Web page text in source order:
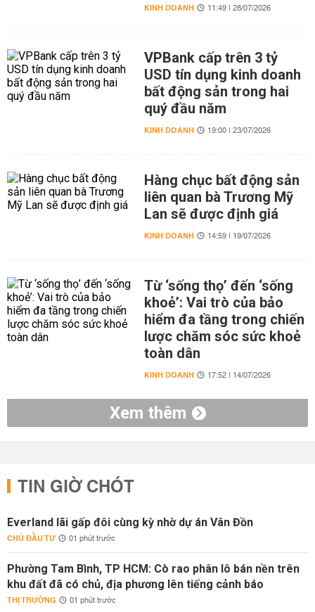
KINH DOANH 11:49 | 28/07/2026
VPBank cấp trên 3 tỷ
USD tín dụng kinh doanh
bất động sản trong hai
quý đầu năm
KINH DOANH 19:00 | 23/07/2026
Hàng chục bất động sản
liên quan bà Trương Mỹ
Lan sẽ được định giá
KINH DOANH 14:59 | 19/07/2026
Từ ‘sống thọ’ đến ‘sống
khoẻ’: Vai trò của bảo
hiểm đa tầng trong chiến
lược chăm sóc sức khoẻ
toàn dân
KINH DOANH 17:52 | 14/07/2026
Xem thêm
TIN GIỜ CHÓT
Everland lãi gấp đôi cùng kỳ nhờ dự án Vân Đồn
CHỦ ĐẦU TƯ 01 phút trước
Phường Tam Bình, TP HCM: Cò rao phân lô bán nền trên
khu đất đã có chủ, địa phương lên tiếng cảnh báo
THỊ TRƯỜNG 01 phút trước